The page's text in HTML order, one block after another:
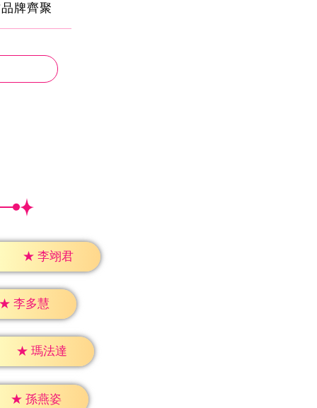
牌齊聚
★ 李翊君
李多慧
★ 瑪法達
★ 孫燕姿